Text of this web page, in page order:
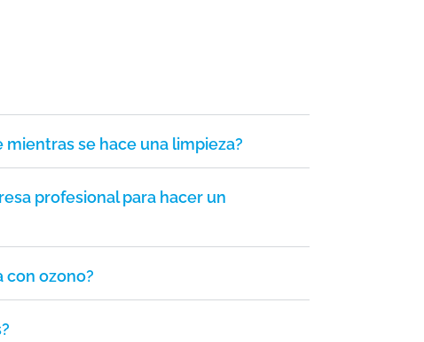
se hace una limpieza?
profesional para hacer un
con ozono?